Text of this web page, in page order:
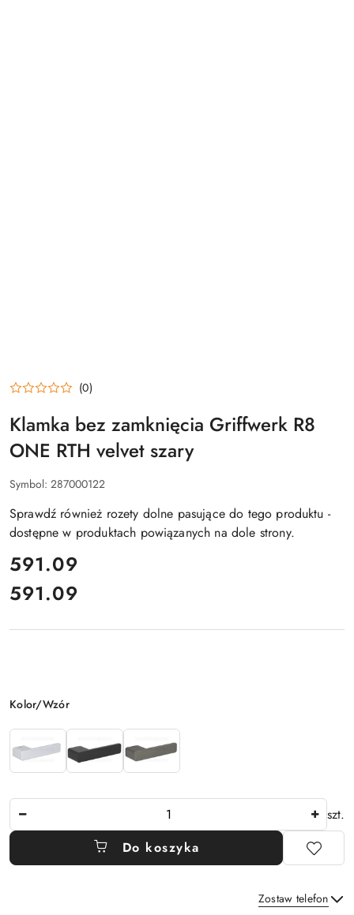
(0)
Klamka bez zamknięcia Griffwerk R8
ONE RTH velvet szary
Symbol: 287000122
Sprawdź również rozety dolne pasujące do tego produktu -
dostępne w produktach powiązanych na dole strony.
cena:
591.09
Cena:
591.09
Wariant
Kolor/Wzór
szt.
Do koszyka
Zostaw telefon